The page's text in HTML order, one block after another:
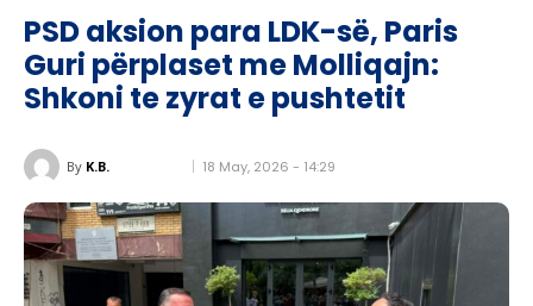
PSD aksion para LDK-së, Paris
Guri përplaset me Molliqajn:
Shkoni te zyrat e pushtetit
By K.B. 18 May, 2026 - 14:29